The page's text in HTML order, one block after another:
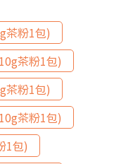
茶粉1包)
茶粉1包)
茶粉1包)
茶粉1包)
1包)